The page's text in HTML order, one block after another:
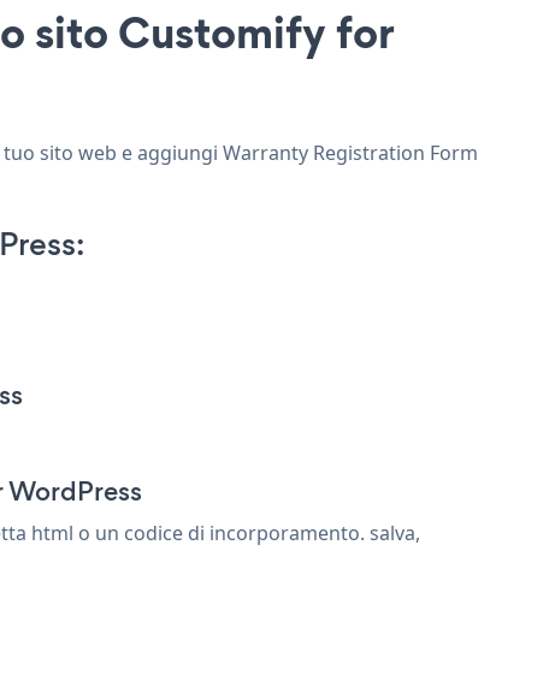
sito Customify for
sito web e aggiungi Warranty Registration Form
html o un codice di incorporamento. salva,